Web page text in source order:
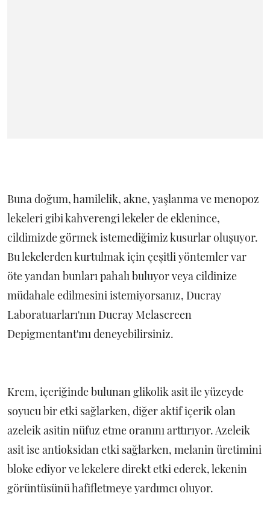
Buna doğum, hamilelik, akne, yaşlanma ve menopoz
lekeleri gibi kahverengi lekeler de eklenince,
cildimizde görmek istemediğimiz kusurlar oluşuyor.
Bu lekelerden kurtulmak için çeşitli yöntemler var
öte yandan bunları pahalı buluyor veya cildinize
müdahale edilmesini istemiyorsanız, Ducray
Laboratuarları'nın Ducray Melascreen
Depigmentant'ını deneyebilirsiniz.
Krem, içeriğinde bulunan glikolik asit ile yüzeyde
soyucu bir etki sağlarken, diğer aktif içerik olan
azeleik asitin nüfuz etme oranını arttırıyor. Azeleik
asit ise antioksidan etki sağlarken, melanin üretimini
bloke ediyor ve lekelere direkt etki ederek, lekenin
görüntüsünü hafifletmeye yardımcı oluyor.